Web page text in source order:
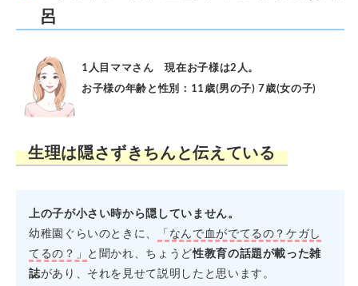
呂
1人目ママさん 現在お子様は2人。
お子様の年齢と性別：11歳(男の子) 7歳(女の子)
生理は隠さずきちんと伝えている
上の子が小さい時から隠していません。
幼稚園ぐらいのときに、
「なんで血がでてるの？ケガし
てるの？」 と聞かれ、ちょうど性教育の話題が載った雑
誌があり、それを見せて説明したと思います。